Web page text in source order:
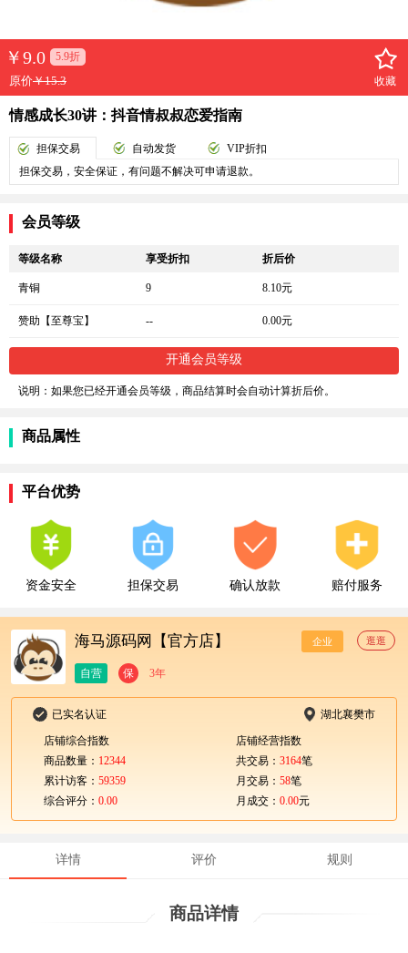
￥9.0 5.9折
原价￥15.3 收藏
情感成长30讲：抖音情叔叔恋爱指南
担保交易 自动发货
VIP折扣
担保交易，安全保证，有问题不解决可申请退款。
会员等级
等级名称 享受折扣 折后价
青铜 9 8.10元
赞助【至尊宝】 -- 0.00元
开通会员等级
说明：如果您已经开通会员等级，商品结算时会自动计算折后价。
商品属性
平台优势
资金安全 担保交易 确认放款 赔付服务
海马源码网【官方店】 企业 逛逛
自营 保 3年
已实名认证 湖北襄樊市
店铺综合指数
商品数量： 12344
累计访客： 59359
综合评分： 0.00
店铺经营指数
共交易： 3164笔
月交易： 58笔
月成交： 0.00元
详情 评价 规则
商品详情